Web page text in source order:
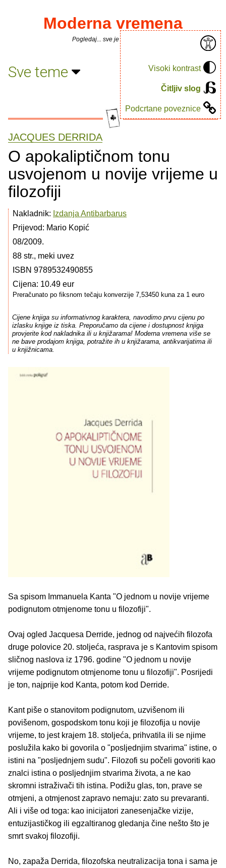
Visoki kontrast
Čitljiv slog
Podcrtane poveznice
Moderna vremena
Pogledaj... sve je puno knjiga.
Sve teme
JACQUES DERRIDA
O apokaliptičnom tonu
usvojenom u novije vrijeme u
filozofiji
Nakladnik: Izdanja Antibarbarus
Prijevod: Mario Kopić
08/2009.
88 str., meki uvez
ISBN 9789532490855
Cijena: 10.49 eur
Preračunato po fiksnom tečaju konverzije 7,53450 kuna za 1 euro
Cijene knjiga su informativnog karaktera, navodimo prvu cijenu po
izlasku knjige iz tiska. Preporučamo da cijene i dostupnost knjiga
provjerite kod nakladnika ili u knjižarama! Moderna vremena više se
ne bave prodajom knjiga, potražite ih u knjižarama, antikvarijatima ili
u knjižnicama.
Sa spisom Immanuela Kanta "O jednom u novije vrijeme
podignutom otmjenome tonu u filozofiji".
Ovaj ogled Jacquesa Derride, jednog od najvećih filozofa
druge polovice 20. stoljeća, rasprava je s Kantovim spisom
sličnog naslova iz 1796. godine "O jednom u novije
vrijeme podignutom otmjenome tonu u filozofiji". Posrijedi
je ton, najprije kod Kanta, potom kod Derride.
Kant piše o stanovitom podignutom, uzvišenom ili
povišenom, gospodskom tonu koji je filozofija u novije
vrijeme, to jest krajem 18. stoljeća, prihvatila ili se njime
poslužila kako bi govorila o "posljednjim stvarima" istine, o
istini na "posljednjem sudu". Filozofi su počeli govoriti kao
znalci istina o posljednjim stvarima života, a ne kao
skromni istraživači tih istina. Podižu glas, ton, prave se
otmjeni, a otmjenost zapravo nemaju: zato su prevaranti.
Ali i više od toga: kao inicijatori zanesenjačke vizije,
entuzijastičkog ili egzaltiranog gledanja čine nešto što je
smrt svakoj filozofiji.
No, zapaža Derrida, filozofska neutralizacija tona i sama je